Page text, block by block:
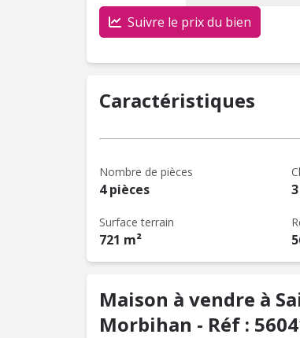
Suivre le prix du bien
Caractéristiques
Nombre de pièces
4 pièces 3
Surface terrain
721 m²
Maison à vendre à
Morbihan - Réf :